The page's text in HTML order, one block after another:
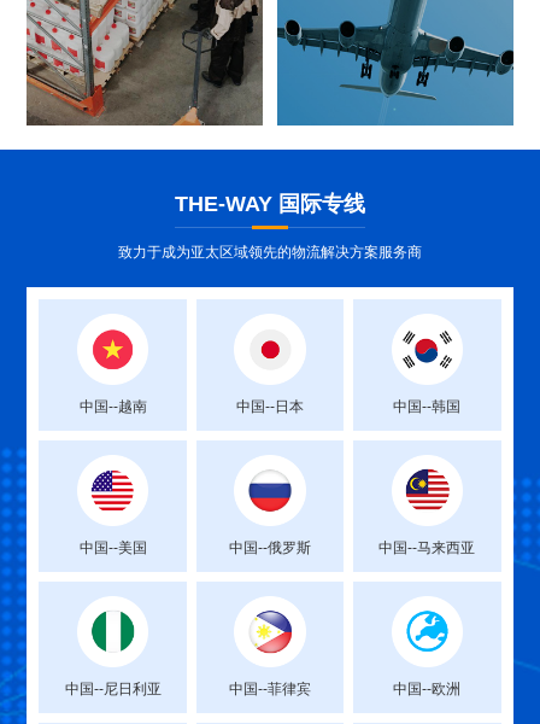
THE-WAY 国际专线
致力于成为亚太区域领先的物流解决方案服务商
中国--越南 中国--日本 中国--韩国
中国--美国 中国--俄罗斯 中国--马来西亚
中国--尼日利亚 中国--菲律宾 中国--欧洲